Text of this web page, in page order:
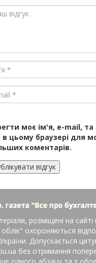
моє ім'я, e-mail, та
в цьому браузері для
коментарів.
розміщені на сайті
охороняються
Допускається
без отримання